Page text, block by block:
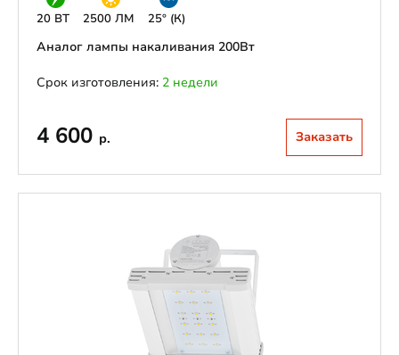
20 ВТ 2500 ЛМ 25° (К)
Аналог лампы накаливания 200Вт
Срок изготовления: 2 недели
4 600 р. Заказать